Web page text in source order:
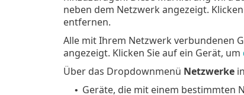
neben dem Netzwerk angezeigt.
entfernen.
Alle mit Ihrem Netzwerk verbundenen
angezeigt. Klicken Sie auf ein Gerät, um
Über das Dropdownmenü Netzwerke
• Geräte, die mit einem bestimmten